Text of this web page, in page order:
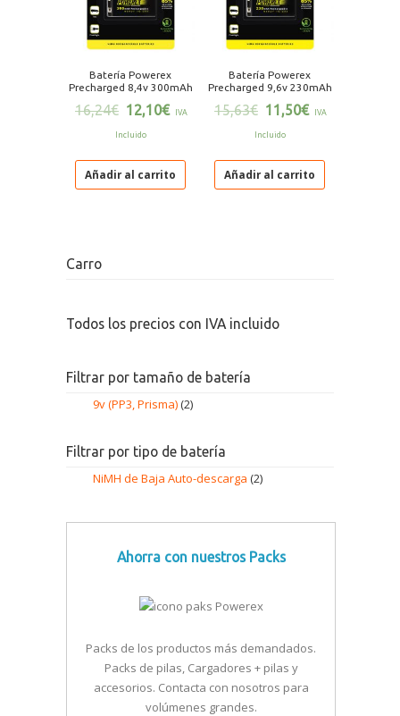
Batería Powerex
Precharged 8,4v 300mAh
16,24€ 12,10€ IVA
Incluido
Añadir al carrito
Batería Powerex
Precharged 9,6v 230mAh
15,63€ 11,50€ IVA
Incluido
Añadir al carrito
Carro
Todos los precios con IVA incluido
Filtrar por tamaño de batería
9v (PP3, Prisma)(2)
Filtrar por tipo de batería
NiMH de Baja Auto-descarga (2)
Ahorra con nuestros Packs
Packs de los productos más demandados.
Packs de pilas, Cargadores + pilas y
accesorios. Contacta con nosotros para
volúmenes grandes.